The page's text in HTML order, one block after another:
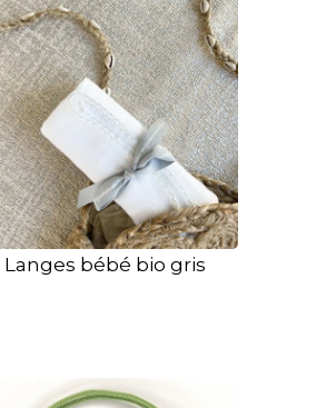
Langes bébé bio gris